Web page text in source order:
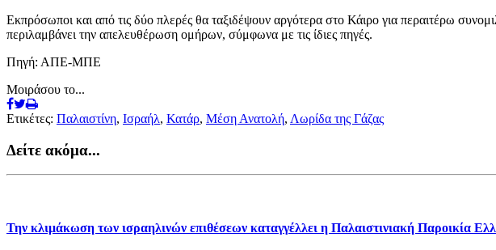
Εκπρόσωποι και από τις δύο πλερές θα ταξιδέψουν αργότερα στο Κάιρο για περαιτέρω
περιλαμβάνει την απελευθέρωση ομήρων, σύμφωνα με τις ίδιες πηγές.
Πηγή: ΑΠΕ-ΜΠΕ
Μοιράσου το...
Ετικέτες: Παλαιστίνη, Ισραήλ, Κατάρ, Μέση Ανατολή, Λωρίδα της Γάζας
Δείτε ακόμα...
Την κλιμάκωση των ισραηλινών επιθέσεων καταγγέλλει η Παλαιστινιακή Παροικία